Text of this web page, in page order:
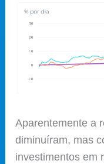
Aparentemente a
diminuíram, mas
investimentos em